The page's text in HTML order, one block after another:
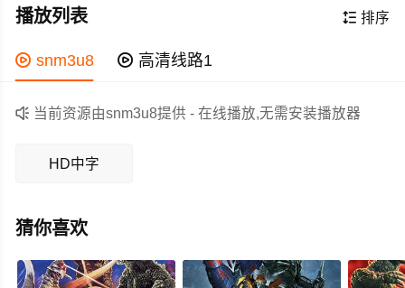
好者和观众们都期待不已。
器人，机器人的帮助使他们无忧无虑，但随着他们日渐亲
作为一部 上映的科幻电影，在当期同类题材影片中具有一
定的看点，在演员表现和剧情架构上也都有不错的亮点，
剧情紧凑，角色塑造鲜明，适合喜欢科幻类电影的观众观
 排序
播放列表
 snm3u8  高清线路1
 当前资源由snm3u8提供 - 在线播放,无需安装播放器
HD中字
猜你喜欢